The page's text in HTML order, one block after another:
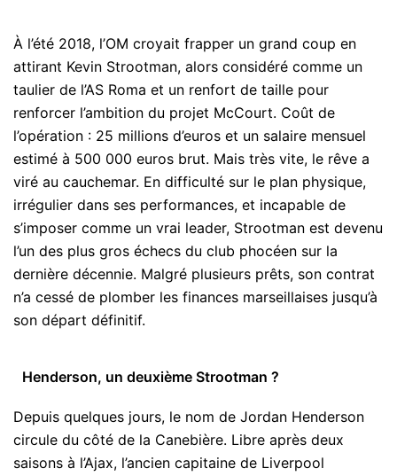
À l’été 2018, l’OM croyait frapper un grand coup en
attirant Kevin Strootman, alors considéré comme un
taulier de l’AS Roma et un renfort de taille pour
renforcer l’ambition du projet McCourt. Coût de
l’opération : 25 millions d’euros et un salaire mensuel
estimé à 500 000 euros brut. Mais très vite, le rêve a
viré au cauchemar. En difficulté sur le plan physique,
irrégulier dans ses performances, et incapable de
s’imposer comme un vrai leader, Strootman est devenu
l’un des plus gros échecs du club phocéen sur la
dernière décennie. Malgré plusieurs prêts, son contrat
n’a cessé de plomber les finances marseillaises jusqu’à
son départ définitif.
Henderson, un deuxième Strootman ?
Depuis quelques jours, le nom de Jordan Henderson
circule du côté de la Canebière. Libre après deux
saisons à l’Ajax, l’ancien capitaine de Liverpool